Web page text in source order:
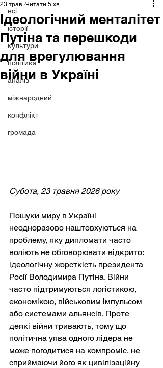
всі
історії
культури
політика
аналіз
міжнародний
конфлікт
громада
Ідеологічний менталітет
Путіна та перешкоди
для врегулювання
війни в Україні
23 трав. Читати 5 хв
Субота, 23 травня 2026 року
Пошуки миру в Україні
неодноразово наштовхуються на
проблему, яку дипломати часто
воліють не обговорювати відкрито:
ідеологічну жорсткість президента
Росії Володимира Путіна. Війни
часто підтримуються логістикою,
економікою, військовим імпульсом
або системами альянсів. Проте
деякі війни тривають, тому що
політична уява одного лідера не
може погодитися на компроміс, не
сприймаючи його як цивілізаційну